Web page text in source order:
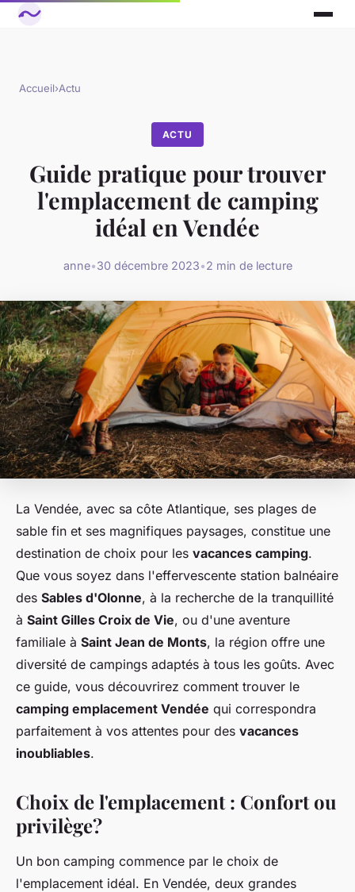
Accueil›Actu
ACTU
Guide pratique pour trouver
l'emplacement de camping
idéal en Vendée
anne•30 décembre 2023•2 min de lecture
La Vendée, avec sa côte Atlantique, ses plages de
sable fin et ses magnifiques paysages, constitue une
destination de choix pour les vacances camping.
Que vous soyez dans l'effervescente station balnéaire
des Sables d'Olonne, à la recherche de la tranquillité
à Saint Gilles Croix de Vie, ou d'une aventure
familiale à Saint Jean de Monts, la région offre une
diversité de campings adaptés à tous les goûts. Avec
ce guide, vous découvrirez comment trouver le
camping emplacement Vendée qui correspondra
parfaitement à vos attentes pour des vacances
inoubliables.
Choix de l'emplacement : Confort ou
privilège?
Un bon camping commence par le choix de
l'emplacement idéal. En Vendée, deux grandes